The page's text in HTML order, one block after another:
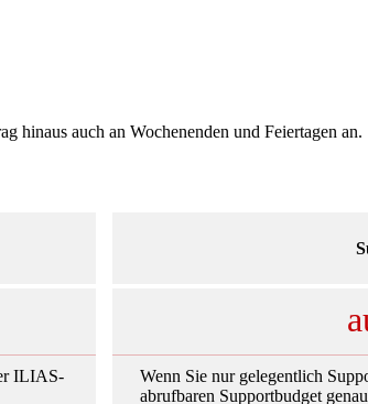
hinaus auch an Wochenenden und Feiertagen an.
ILIAS-
Wenn Sie nur gelegentlich
abrufbaren Supportbudget